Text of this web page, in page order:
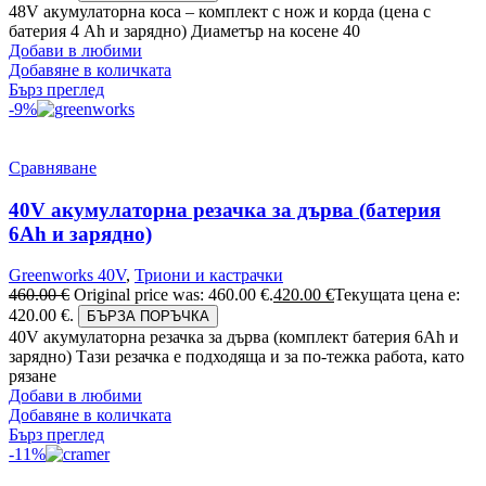
48V акумулаторна коса – комплект с нож и корда (цена с
батерия 4 Ah и зарядно) Диаметър на косене 40
Добави в любими
Добавяне в количката
Бърз преглед
-9%
Сравняване
40V акумулаторна резачка за дърва (батерия
6Аh и зарядно)
Greenworks 40V, Триони и кастрачки
460.00€ Original price was: 460.00 €.420.00 €Текущата цена е:
420.00 €.
БЪРЗА ПОРЪЧКА
40V акумулаторна резачка за дърва (комплект батерия 6Ah и
зарядно) Тази резачка е подходяща и за по-тежка работа, като
рязане
Добави в любими
Добавяне в количката
Бърз преглед
-11%